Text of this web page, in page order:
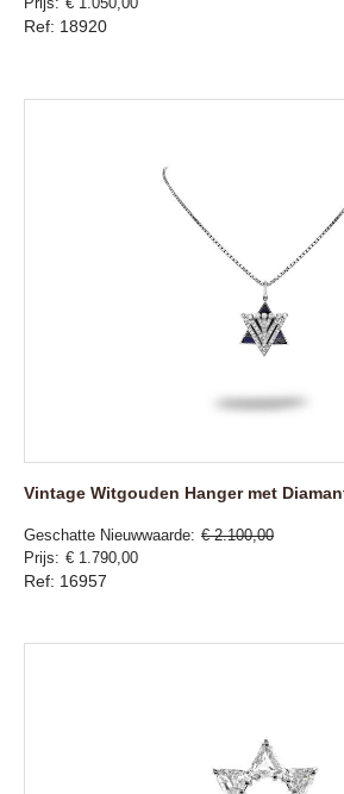
Ref: 18920
Vintage Witgouden Hanger met
Geschatte Nieuwwaarde € 2.100,00
Prijs
€ 1.790,00
Ref: 16957